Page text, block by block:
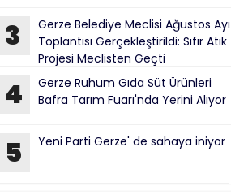
3
Gerze Belediye Meclisi Ağustos Ayı
Toplantısı Gerçekleştirildi: Sıfır Atık
Projesi Meclisten Geçti
4
Gerze Ruhum Gıda Süt Ürünleri
Bafra Tarım Fuarı'nda Yerini Alıyor
5 Yeni Parti Gerze' de sahaya iniyor